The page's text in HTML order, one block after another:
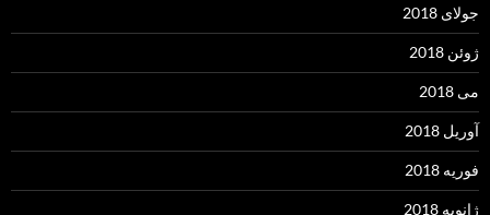
جولای 2018
ژوئن 2018
می 2018
آوریل 2018
فوریه 2018
ژانویه 2018